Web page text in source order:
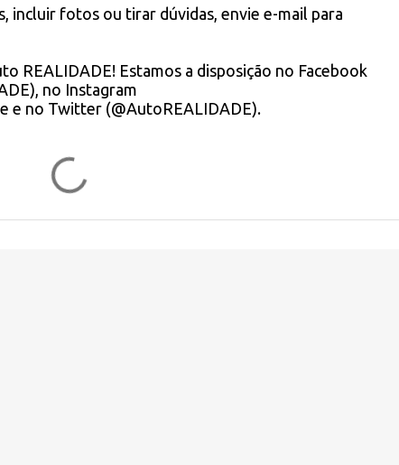
incluir fotos ou tirar dúvidas, envie e-mail para
REALIDADE! Estamos a disposição no Facebook
no Instagram
e no Twitter (@AutoREALIDADE).